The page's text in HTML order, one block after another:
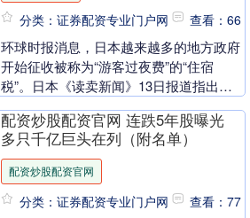
分类：证券配资专业门户网 查看：66
环球时报消息，日本越来越多的地方政府
开始征收被称为“游客过夜费”的“住宿
税”。日本《读卖新闻》13日报道指出股
实施，现在正迅....
配资炒股配资官网 连跌5年股曝光
多只千亿巨头在列（附名单）
配资炒股配资官网
分类：证券配资专业门户网 查看：77